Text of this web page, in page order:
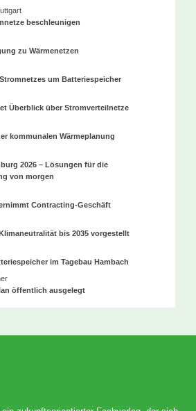
beschleunigen
zu Wärmenetzen
um Batteriespeicher
Überblick über Stromverteilnetze
kommunalen Wärmeplanung
2026 – Lösungen für die
von morgen
Contracting-Geschäft
bis 2035 vorgestellt
im Tagebau Hambach
öffentlich ausgelegt